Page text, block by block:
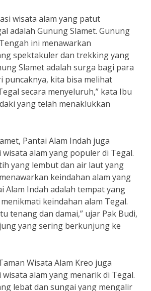
wisata alam yang patut
adalah Gunung Slamet. Gunung
ini menawarkan
spektakuler dan trekking yang
Slamet adalah surga bagi para
puncaknya, kita bisa melihat
secara menyeluruh,” kata Ibu
yang telah menaklukkan
Pantai Alam Indah juga
wisata alam yang populer di Tegal.
yang lembut dan air laut yang
keindahan alam yang
Alam Indah adalah tempat yang
keindahan alam Tegal.
tenang dan damai,” ujar Pak Budi,
yang sering berkunjung ke
Wisata Alam Kreo juga
alam yang menarik di Tegal.
lebat dan sungai yang mengalir